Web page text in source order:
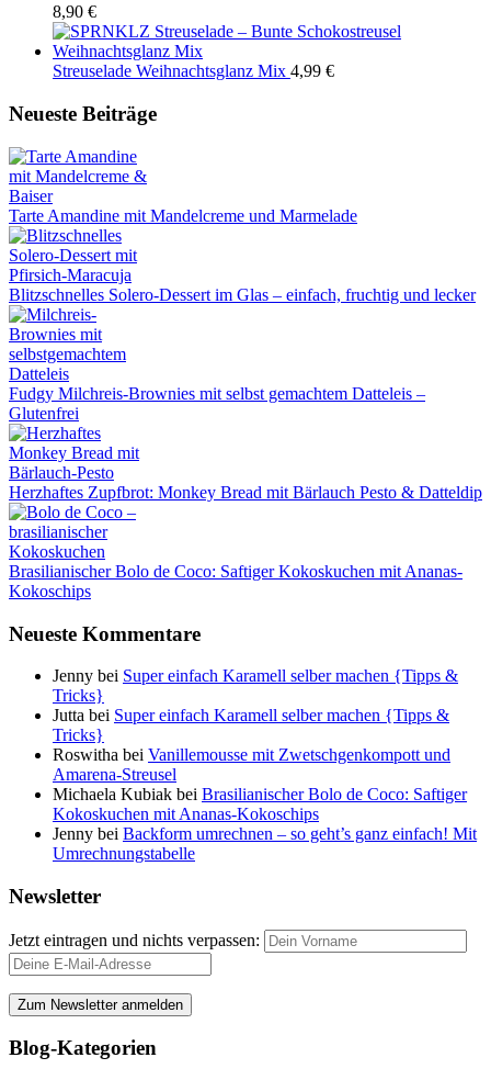
8,90 €
Streuselade Weihnachtsglanz Mix 4,99 €
Neueste Beiträge
Tarte Amandine mit Mandelcreme und Marmelade
Blitzschnelles Solero-Dessert im Glas – einfach, fruchtig und lecker
Fudgy Milchreis-Brownies mit selbst gemachtem Datteleis –
Glutenfrei
Herzhaftes Zupfbrot: Monkey Bread mit Bärlauch Pesto & Datteldip
Brasilianischer Bolo de Coco: Saftiger Kokoskuchen mit Ananas-
Kokoschips
Neueste Kommentare
Jenny bei Super einfach Karamell selber machen {Tipps &
Tricks}
Jutta bei Super einfach Karamell selber machen {Tipps &
Tricks}
Roswitha bei Vanillemousse mit Zwetschgenkompott und
Amarena-Streusel
Michaela Kubiak bei Brasilianischer Bolo de Coco: Saftiger
Kokoskuchen mit Ananas-Kokoschips
Jenny bei Backform umrechnen – so geht’s ganz einfach! Mit
Umrechnungstabelle
Newsletter
Jetzt eintragen und nichts verpassen:
Blog-Kategorien